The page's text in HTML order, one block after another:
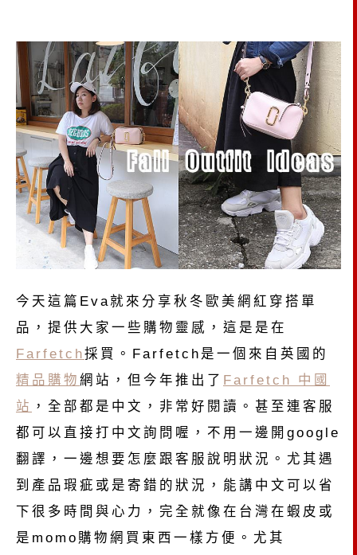
今天這篇Eva就來分享秋冬歐美網紅穿搭單
品，提供大家一些購物靈感，這是是在
Farfetch採買。Farfetch是一個來自英國的
精品購物 網站，但今年推出了 Farfetch 中國
站 ，全部都是中文，非常好閱讀。甚至連客服
都可以直接打中文詢問喔，不用一邊開google
翻譯，一邊想要怎麼跟客服說明狀況。尤其遇
到產品瑕疵或是寄錯的狀況，能講中文可以省
下很多時間與心力，完全就像在台灣在蝦皮或
是momo購物網買東西一樣方便。尤其